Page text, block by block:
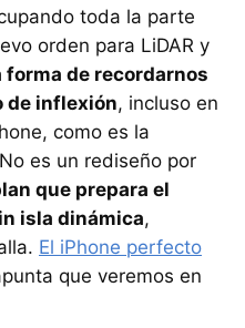
toda la parte
orden para LiDAR y
forma de recordarnos
de inflexión, incluso en
como es la
es un rediseño por
que prepara el
isla dinámica,
El iPhone perfecto
que veremos en